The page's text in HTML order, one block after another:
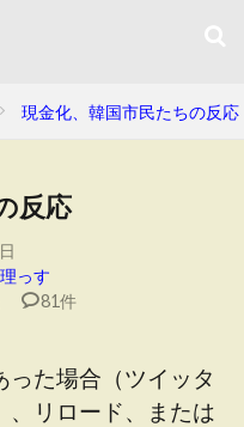
現金化、韓国市民たちの反応
反応
っす
81件
た場合（ツイッタ
、リロード、または